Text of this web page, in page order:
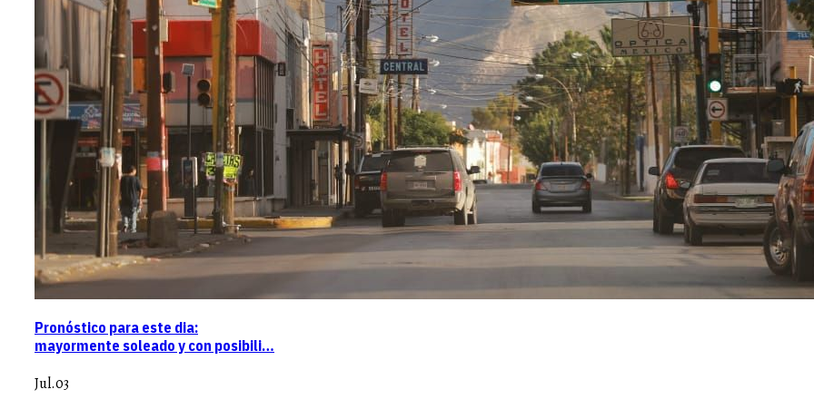
Pronóstico para este dia:
mayormente soleado y con posibili…
Jul.03